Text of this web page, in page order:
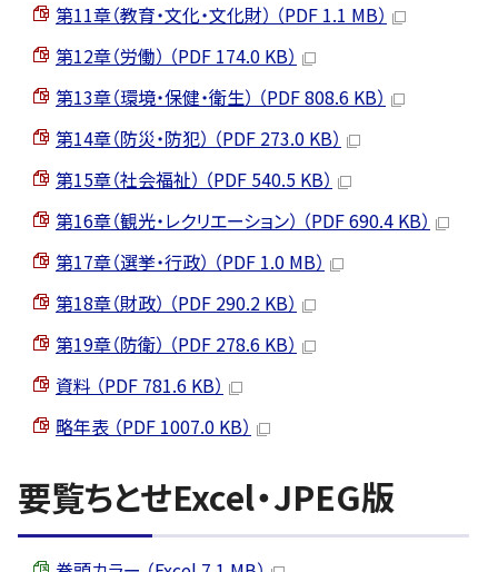
第11章（教育・文化・文化財） （PDF 1.1 MB）
第12章（労働） （PDF 174.0 KB）
第13章（環境・保健・衛生） （PDF 808.6 KB）
第14章（防災・防犯） （PDF 273.0 KB）
第15章（社会福祉） （PDF 540.5 KB）
第16章（観光・レクリエーション） （PDF 690.4 KB）
第17章（選挙・行政） （PDF 1.0 MB）
第18章（財政） （PDF 290.2 KB）
第19章（防衛） （PDF 278.6 KB）
資料 （PDF 781.6 KB）
略年表 （PDF 1007.0 KB）
要覧ちとせExcel・JPEG版